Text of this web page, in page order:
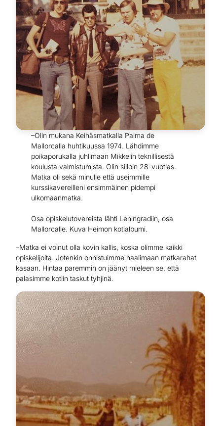
–Olin mukana Keihäsmatkalla Palma de
Mallorcalla huhtikuussa 1974. Lähdimme
poikaporukalla juhlimaan Mikkelin teknillisestä
koulusta valmistumista. Olin silloin 28-vuotias.
Matka oli sekä minulle että useimmille
kurssikavereilleni ensimmäinen pidempi
ulkomaanmatka.
Osa opiskelutovereista lähti Leningradiin, osa
Mallorcalle. Kuva Heimon kotialbumi.
–Matka ei voinut olla kovin kallis, koska olimme kaikki
opiskelijoita. Jotenkin onnistuimme haalimaan matkarahat
kasaan. Hintaa paremmin on jäänyt mieleen se, että
palasimme kotiin taskut tyhjinä.